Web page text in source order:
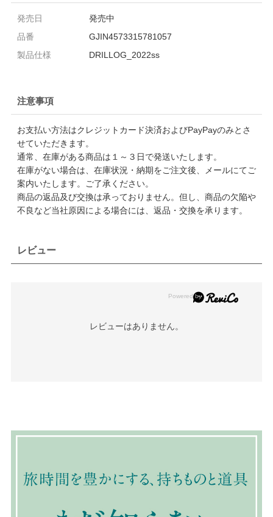
発売日
発売中
品番
GJIN4573315781057
製品仕様
DRILLOG_2022ss
注意事項
お支払い方法はクレジットカード決済およびPayPayのみとさ
せていただきます。
通常、在庫がある商品は１～３日で発送いたします。
在庫がない場合は、在庫状況・納期をご注文後、メールにてご
案内いたします。ご了承ください。
商品の返品及び交換は承っておりません。但し、商品の欠陥や
不良など当社原因による場合には、返品・交換を承ります。
レビュー
レビューはありません。